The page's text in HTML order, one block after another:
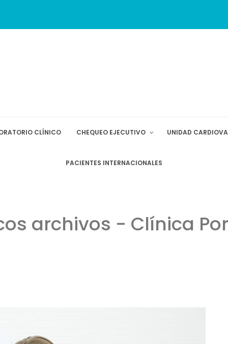
CLÍNICO CHEQUEO EJECUTIVO UNIDAD
PACIENTES INTERNACIONALES
archivos - Clínica